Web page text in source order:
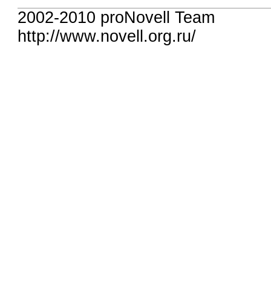
2002-2010 proNovell Team
http://www.novell.org.ru/